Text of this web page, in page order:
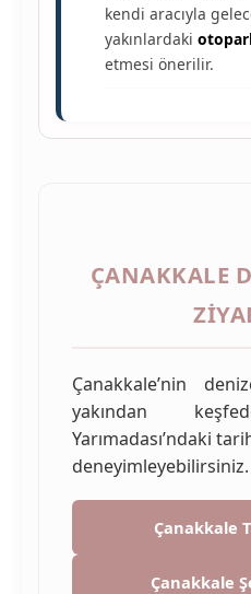
kendi aracıyla
yakınlardaki
etmesi önerilir.
ÇANAKKALE
Çanakkale’nin
yakından
Yarımadası’ndaki
deneyimleyebilirsiniz.
Çanakkale
Çanakkale